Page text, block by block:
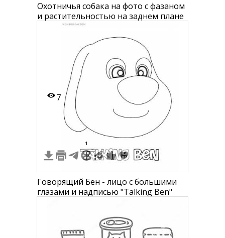
Охотничья собака на фото с фазаном
и растительностью на заднем плане
7
1
Говорящий Бен - лицо с большими
глазами и надписью "Talking Ben"